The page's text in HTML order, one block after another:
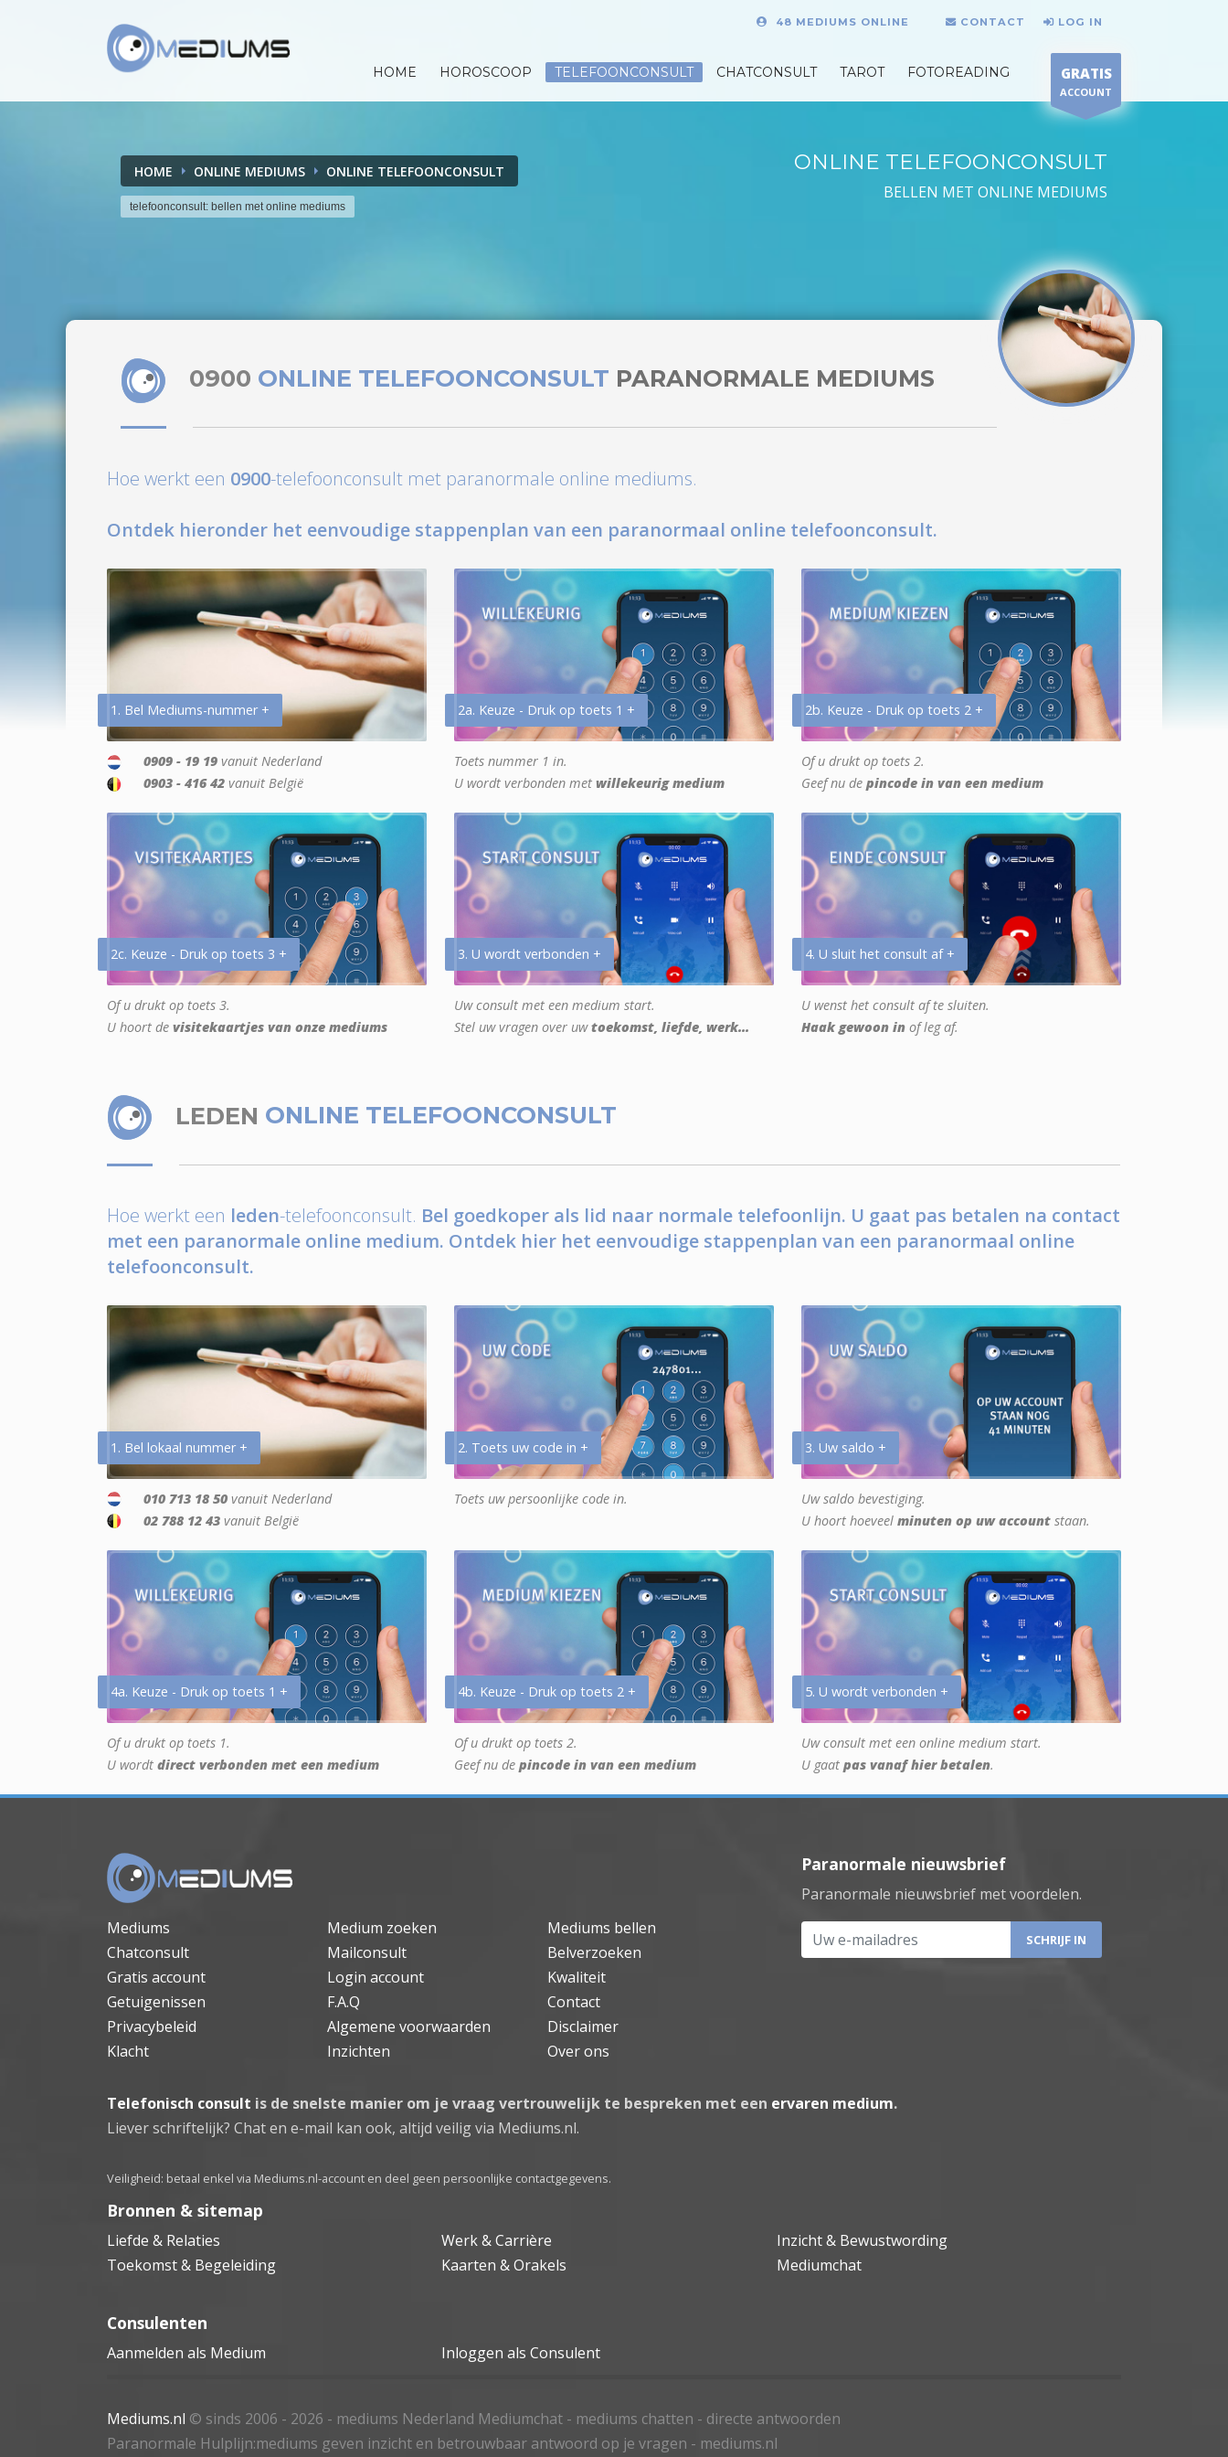
48 MEDIUMS ONLINE CONTACT LOG IN
HOME HOROSCOOP TELEFOONCONSULT CHATCONSULT TAROT FOTOREADING GRATIS
ACCOUNT
HOME ONLINE MEDIUMS ONLINE TELEFOONCONSULT
telefoonconsult: bellen met online mediums
ONLINE TELEFOONCONSULT
BELLEN MET ONLINE MEDIUMS
0900 ONLINE TELEFOONCONSULT PARANORMALE MEDIUMS
Hoe werkt een 0900-telefoonconsult met paranormale online mediums.
Ontdek hieronder het eenvoudige stappenplan van een paranormaal online telefoonconsult.
1. Bel Mediums-nummer +
0909 - 19 19 vanuit Nederland
0903 - 416 42 vanuit België
2a. Keuze - Druk op toets 1 +
Toets nummer 1 in.
U wordt verbonden met willekeurig medium
2b. Keuze - Druk op toets 2 +
Of u drukt op toets 2.
Geef nu de pincode in van een medium
2c. Keuze - Druk op toets 3 +
Of u drukt op toets 3.
U hoort de visitekaartjes van onze mediums
3. U wordt verbonden +
Uw consult met een medium start.
Stel uw vragen over uwtoekomst, liefde, werk...
4. U sluit het consult af +
U wenst het consult af te sluiten.
Haak gewoon in of leg af.
LEDEN ONLINE TELEFOONCONSULT
Hoe werkt een leden-telefoonconsult. Bel goedkoper als lid naar normale telefoonlijn. U gaat pas betalen na contact
met een paranormale online medium. Ontdek hier het eenvoudige stappenplan van een paranormaal online
telefoonconsult.
1. Bel lokaal nummer +
010 713 18 50 vanuit Nederland
02 788 12 43 vanuit België
2. Toets uw code in +
Toets uw persoonlijke code in.
3. Uw saldo +
Uw saldo bevestiging.
U hoort hoeveel minuten op uw account staan.
4a. Keuze - Druk op toets 1 +
Of u drukt op toets 1.
U wordt direct verbonden met een medium
4b. Keuze - Druk op toets 2 +
Of u drukt op toets 2.
Geef nu de pincode in van een medium
5. U wordt verbonden +
Uw consult met een online medium start.
U gaat pas vanaf hier betalen.
Mediums Medium zoeken
Mediums bellen
Chatconsult
Mailconsult
Belverzoeken
Gratis account
Login account
Kwaliteit
Getuigenissen
F.A.Q
Contact
Privacybeleid
Algemene voorwaarden
Disclaimer
Klacht
Inzichten Over ons
Paranormale nieuwsbrief
Paranormale nieuwsbrief met voordelen.
Uw e-mailadres
Telefonisch consult is de snelste manier om je vraag vertrouwelijk te bespreken met een ervaren medium.
Liever schriftelijk? Chat en e-mail kan ook, altijd veilig via Mediums.nl.
Veiligheid: betaal enkel via Mediums.nl-account en deel geen persoonlijke contactgegevens.
Bronnen & sitemap
Liefde & Relaties Werk & Carrière
Inzicht & Bewustwording
Toekomst & Begeleiding
Kaarten & Orakels Mediumchat
Consulenten
Aanmelden als Medium Inloggen als Consulent
Mediums.nl © sinds 2006 - 2026 - mediums Nederland Mediumchat - mediums chatten - directe antwoorden
Paranormale Hulplijn:mediums geven inzicht en betrouwbaar antwoord op je vragen - mediums.nl